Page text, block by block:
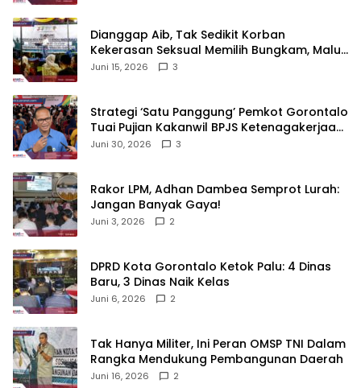
‎Dianggap Aib, Tak Sedikit Korban
Kekerasan Seksual Memilih Bungkam, Malu
untuk Melapor!‎
Juni 15, 2026 3
Strategi ‘Satu Panggung’ Pemkot Gorontalo
Tuai Pujian Kakanwil BPJS Ketenagakerjaan
Sulama‎‎
Juni 30, 2026 3
‎Rakor LPM, Adhan Dambea Semprot Lurah:
Jangan Banyak Gaya!‎
Juni 3, 2026 2
‎DPRD Kota Gorontalo Ketok Palu: 4 Dinas
Baru, 3 Dinas Naik Kelas
Juni 6, 2026 2
‎Tak Hanya Militer, Ini Peran OMSP TNI Dalam
Rangka Mendukung Pembangunan Daerah
Juni 16, 2026 2